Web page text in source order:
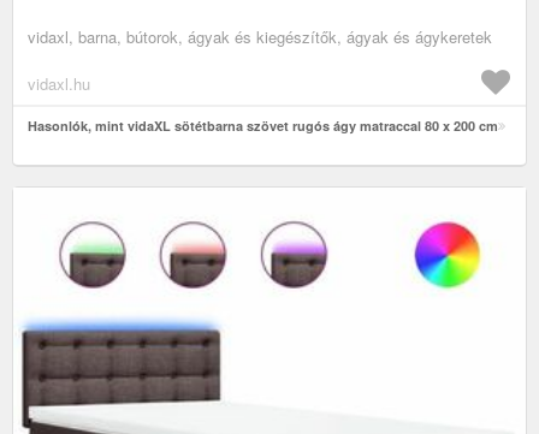
vidaxl, barna, bútorok, ágyak és kiegészítők, ágyak és ágykeretek
vidaxl.hu
Hasonlók, mint vidaXL sötétbarna szövet rugós ágy matraccal 80 x 200 cm